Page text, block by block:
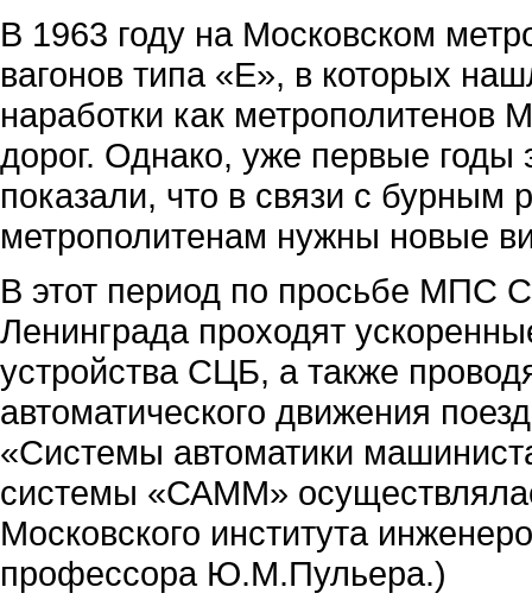
В 1963 году на Московском
вагонов типа «Е», в которых
наработки как метрополитенов
дорог. Однако, уже первые годы
показали, что в связи с
метрополитенам нужны новые
В этот период по просьбе МПС
Ленинграда проходят
устройства СЦБ, а также
автоматического движения
«Системы автоматики
системы «САММ»
Московского института
профессора Ю.М.Пульера.)